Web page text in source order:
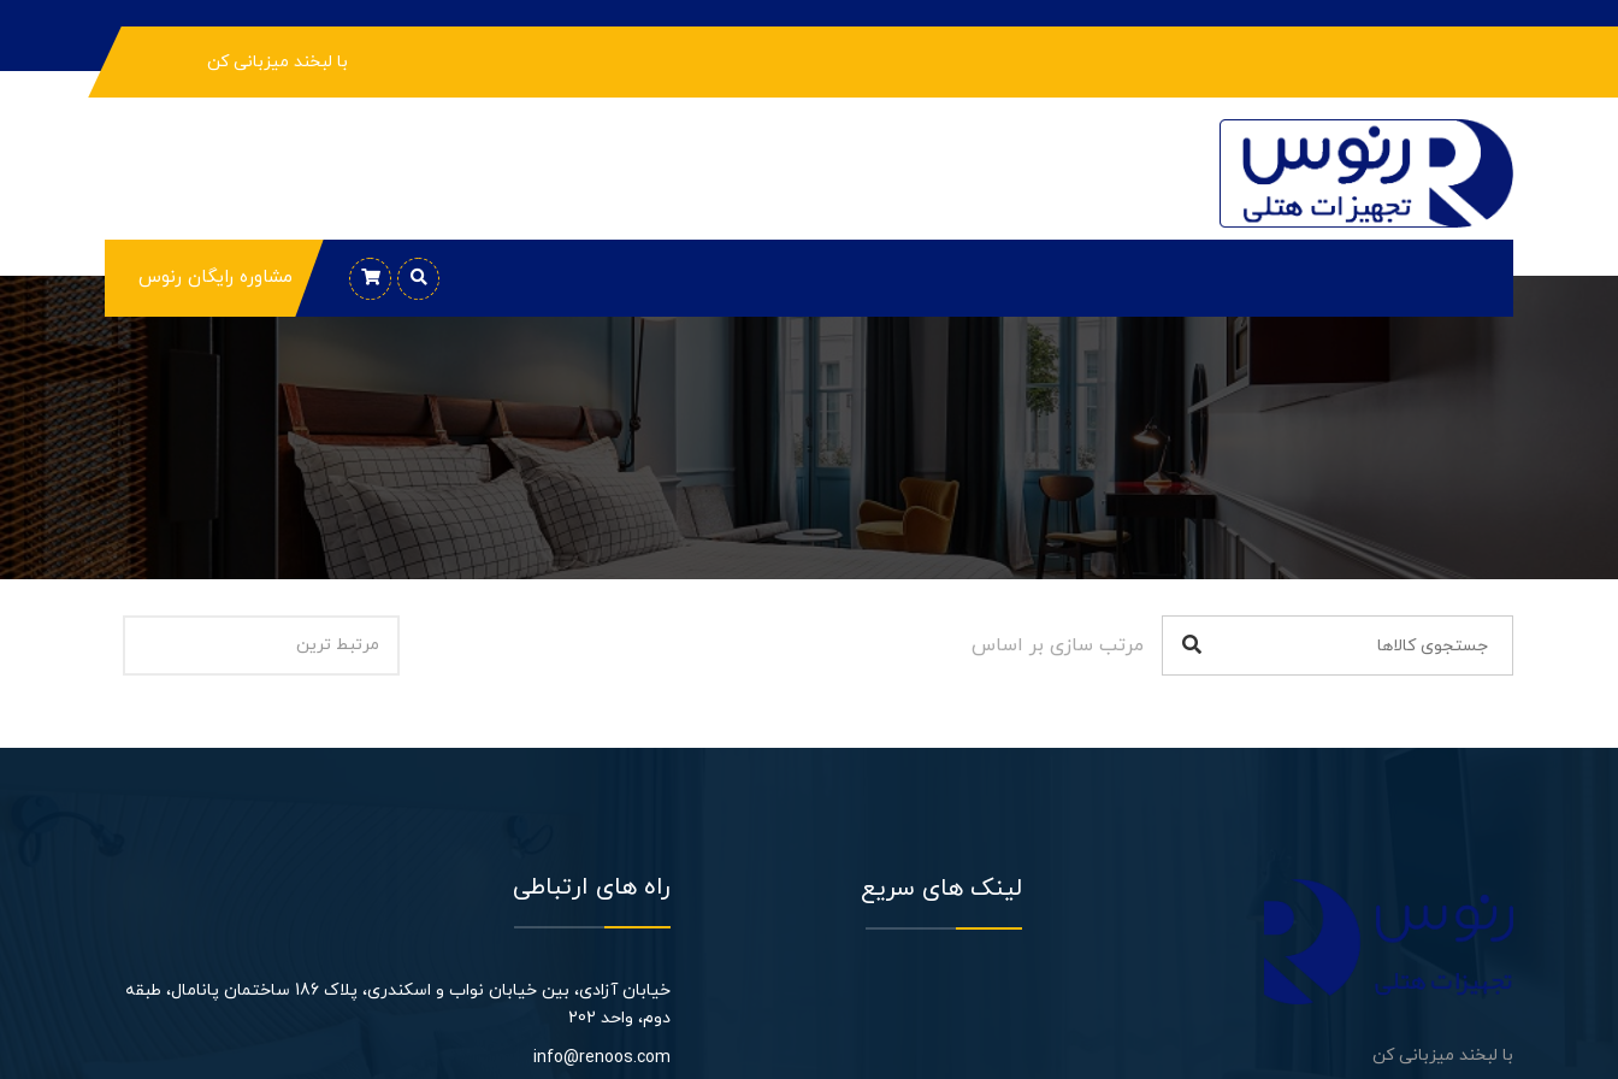
تجهیزات هتلی رنوس
با لبخند میزبانی کن
مشاوره رایگان رنوس
مرتب سازی بر اساس
با لبخند میزبانی کن
لینک های سریع راه های ارتباطی
خیابان آزادی، بین خیابان نواب و اسکندری، پلاک 186 ساختمان پانامال، طبقه
دوم، واحد 202​
info@renoos.com